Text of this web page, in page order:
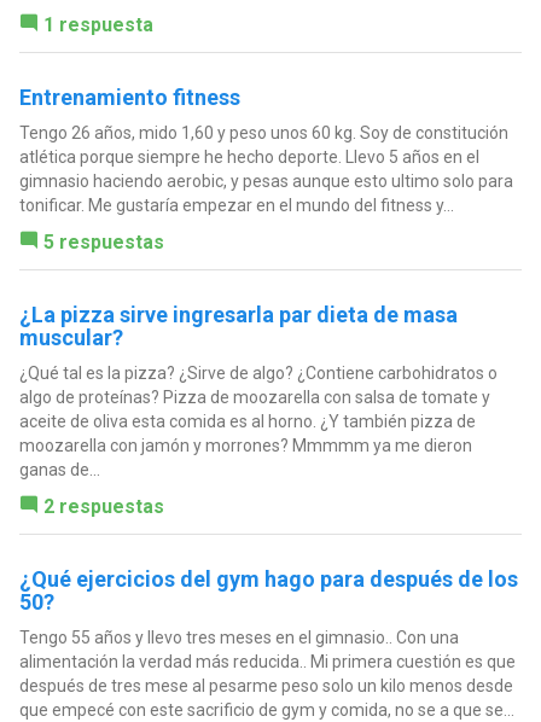
1 respuesta
Entrenamiento fitness
Tengo 26 años, mido 1,60 y peso unos 60 kg. Soy de constitución
atlética porque siempre he hecho deporte. Llevo 5 años en el
gimnasio haciendo aerobic, y pesas aunque esto ultimo solo para
tonificar. Me gustaría empezar en el mundo del fitness y...
5 respuestas
¿La pizza sirve ingresarla par dieta de masa
muscular?
¿Qué tal es la pizza? ¿Sirve de algo? ¿Contiene carbohidratos o
algo de proteínas? Pizza de moozarella con salsa de tomate y
aceite de oliva esta comida es al horno. ¿Y también pizza de
moozarella con jamón y morrones? Mmmmm ya me dieron
ganas de...
2 respuestas
¿Qué ejercicios del gym hago para después de los
50?
Tengo 55 años y llevo tres meses en el gimnasio.. Con una
alimentación la verdad más reducida.. Mi primera cuestión es que
después de tres mese al pesarme peso solo un kilo menos desde
que empecé con este sacrificio de gym y comida, no se a que se...